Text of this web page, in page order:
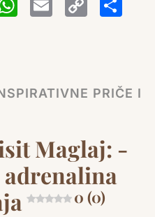
PRIČE I
Maglaj: -
0 (0)